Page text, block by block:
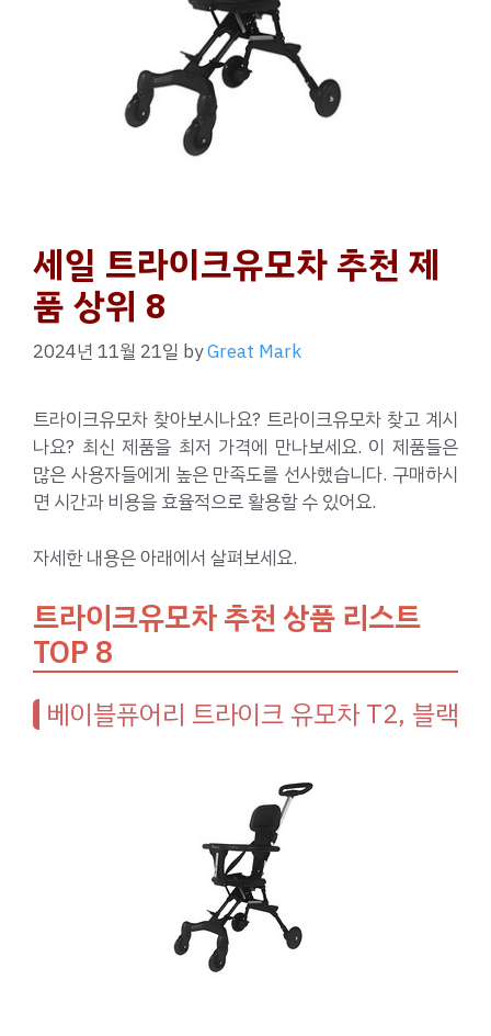
세일 트라이크유모차 추천 제
품 상위 8
2024년 11월 21일 byGreat Mark
트라이크유모차 찾아보시나요? 트라이크유모차 찾고 계시
나요? 최신 제품을 최저 가격에 만나보세요. 이 제품들은
많은 사용자들에게 높은 만족도를 선사했습니다. 구매하시
면 시간과 비용을 효율적으로 활용할 수 있어요.
자세한 내용은 아래에서 살펴보세요.
트라이크유모차 추천 상품 리스트
TOP 8
베이블퓨어리 트라이크 유모차 T2, 블랙